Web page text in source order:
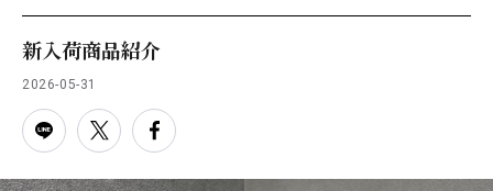
TAX FREE
DELIVERY SERVICES
PARCOメンバーズ
オンラインストア
新入荷商品紹介
2026-05-31